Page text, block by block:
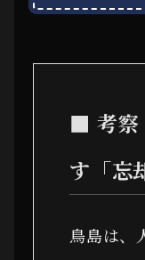
■ 考察
す「忘
鳥島は、